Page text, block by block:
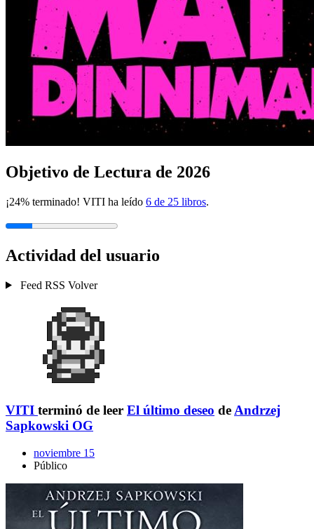
Objetivo de Lectura de 2026
¡24% terminado! VITI ha leído 6 de 25 libros.
Actividad del usuario
Feed RSS Volver
VITI terminó de leer El último deseo deAndrzej
Sapkowski OG
noviembre 15
Público